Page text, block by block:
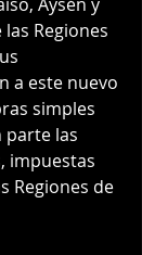
Regiones
a este nuevo
simples
parte las
impuestas
Regiones de